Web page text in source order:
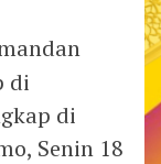
di
di
Senin 18